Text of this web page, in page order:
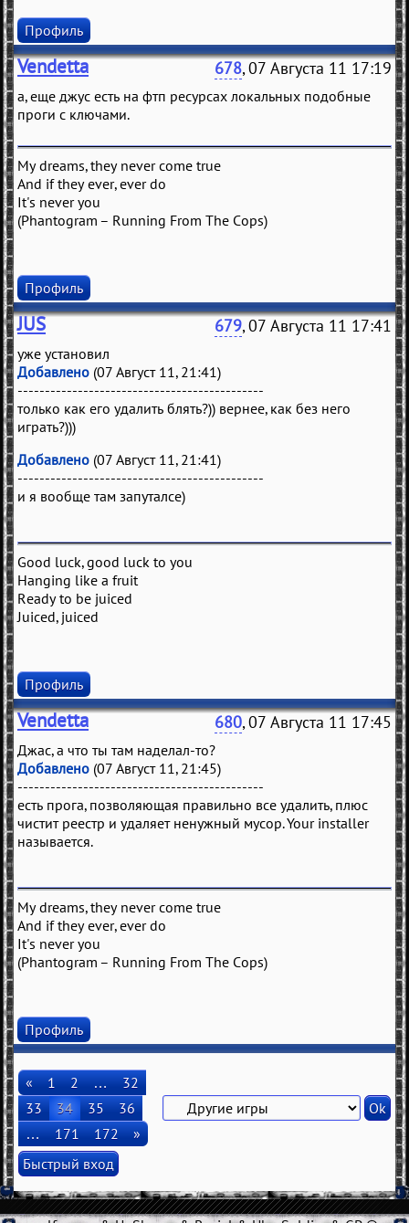
Профиль
Vendetta 678, 07 Августа 11 17:19
а, еще джус есть на фтп ресурсах локальных подобные
проги с ключами.
My dreams, they never come true
And if they ever, ever do
It's never you
(Phantogram – Running From The Cops)
Профиль
JUS 679, 07 Августа 11 17:41
уже установил
Добавлено (07 Август 11, 21:41)
---------------------------------------------
только как его удалить блять?)) вернее, как без него
играть?)))
Добавлено (07 Август 11, 21:41)
---------------------------------------------
и я вообще там запуталсе)
Good luck, good luck to you
Hanging like a fruit
Ready to be juiced
Juiced, juiced
Профиль
Vendetta 680, 07 Августа 11 17:45
Джас, а что ты там наделал-то?
Добавлено (07 Август 11, 21:45)
---------------------------------------------
есть прога, позволяющая правильно все удалить, плюс
чистит реестр и удаляет ненужный мусор. Your installer
называется.
My dreams, they never come true
And if they ever, ever do
It's never you
(Phantogram – Running From The Cops)
Профиль
« 1 2 …
32
33
34 35
36
…
171 172 »